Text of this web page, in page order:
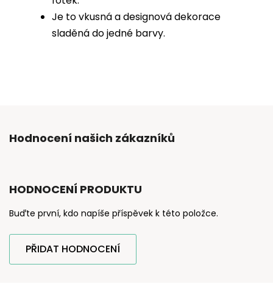
Je to vkusná a designová dekorace
sladěná do jedné barvy.
Hodnocení našich zákazníků
HODNOCENÍ PRODUKTU
Buďte první, kdo napíše příspěvek k této položce.
PŘIDAT HODNOCENÍ